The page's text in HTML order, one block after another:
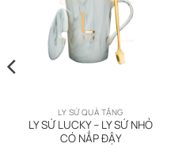
LY SỨ QUÀ TẶNG
LY SỨ LUCKY – LY SỨ NHỎ
CÓ NẮP ĐẬY